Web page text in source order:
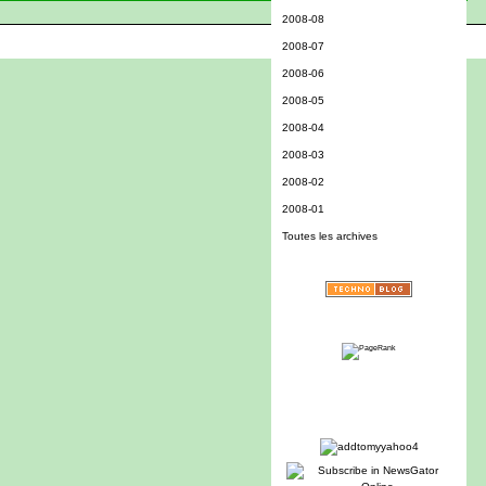
2008-08
2008-07
2008-06
2008-05
2008-04
2008-03
2008-02
2008-01
Toutes les archives